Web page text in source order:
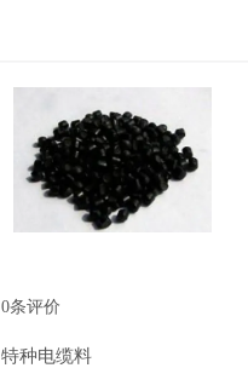
0条评价
特种电缆料